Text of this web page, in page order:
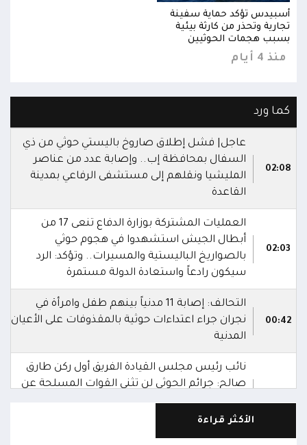
أسبيدس تؤكد حماية سفينة
تجارية وتحذر من كارثة بيئية
بسبب هجمات الحوثيين
منذ 4 أيام
كما ورد
02:08
عاجل| فشل إطلاق صاروخ باليستي حوثي من ذي
السفال بمحافظة إب.. وإصابة عدد من عناصر
المليشيا ونقلهم إلى مستشفى الرفاعي بمدينة
القاعدة
02:03
العمليات المشتركة بوزارة الدفاع تنعى 17 من
أبطال الجيش استشهدوا في هجوم حوثي
بالصواريخ الباليستية والمسيرات.. وتؤكد: الرد
سيكون رادعاً واستعادة الدولة مستمرة
00:42
التحالف: إصابة 11 مدنياً بينهم طفل وامرأة في
نجران جراء اعتداءات حوثية بالمقذوفات على الأعيان
المدنية
نائب رئيس مجلس القيادة الفريق أول ركن طارق
صالح: جرائم الحوثي لن تثني القوات المسلحة عن
أداء واجبها الوطني واستعادة الدولة وعاصمتها
صنعاء
الأكثر قراءة